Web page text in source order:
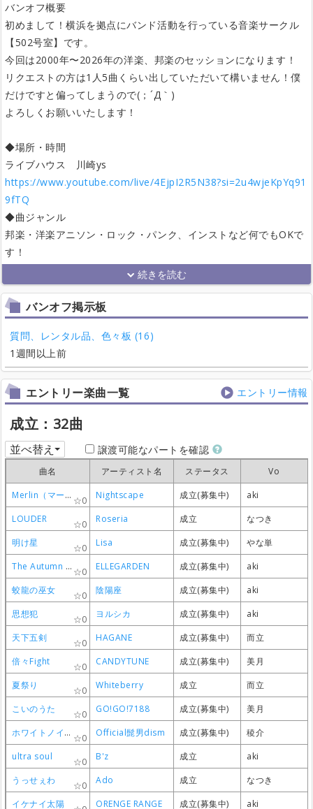
バンオフ概要
初めまして！横浜を拠点にバンド活動を行っている音楽サークル
【502号室】です。
今回は2000年〜2026年の洋楽、邦楽のセッションになります！
リクエストの方は1人5曲くらい出していただいて構いません！僕
だけですと偏ってしまうので(；´Д｀)
よろしくお願いいたします！
◆場所・時間
ライブハウス 川崎ys
https://www.youtube.com/live/4EjpI2R5N38?si=2u4wjeKpYq91
9fTQ
◆曲ジャンル
邦楽・洋楽アニソン・ロック・パンク、インストなど何でもOKで
す！
バンオフ掲示板
質問、レンタル品、色々板 (16)
1週間以上前
エントリー楽曲一覧 エントリー情報
成立：32曲
並べ替え 譲渡可能なパートを確認
曲名 アーティスト名 ステータス
Vo
Merlin（マーリン）
0 Nightscape 成立(募集中)
aki
LOUDER
0 Roseria 成立
なつき
明け星
0 Lisa 成立(募集中)
やな単
The Autumn Song
0 ELLEGARDEN 成立(募集中)
aki
蛟龍の巫女
0 陰陽座 成立(募集中)
aki
思想犯
0 ヨルシカ 成立(募集中)
aki
天下五剣
0 HAGANE 成立(募集中)
而立
倍々Fight
0 CANDYTUNE 成立(募集中)
美月
夏祭り
0 Whiteberry 成立
而立
こいのうた
0 GO!GO!7188 成立(募集中)
美月
ホワイトノイズ
0 Official髭男dism 成立(募集中)
稜介
ultra soul
0 B'z 成立
aki
うっせぇわ
0 Ado 成立
なつき
イケナイ太陽
ORENGE RANGE 成立(募集中) aki
曲名 アーティスト名 ステータス
Vo
Merlin（マーリン）
0 Nightscape 成立(募集中)
aki
LOUDER
0 Roseria 成立
なつき
明け星
0 Lisa 成立(募集中)
やな単
The Autumn Song
0 ELLEGARDEN 成立(募集中)
aki
蛟龍の巫女
0 陰陽座 成立(募集中)
aki
思想犯
0 ヨルシカ 成立(募集中)
aki
天下五剣
0 HAGANE 成立(募集中)
而立
倍々Fight
0 CANDYTUNE 成立(募集中)
美月
夏祭り
0 Whiteberry 成立
而立
こいのうた
0 GO!GO!7188 成立(募集中)
美月
ホワイトノイズ
0 Official髭男dism 成立(募集中)
稜介
ultra soul
0 B'z 成立
aki
うっせぇわ
0 Ado 成立
なつき
イケナイ太陽
ORENGE RANGE 成立(募集中) aki
曲名 アーティスト名 ステータス
Vo
Merlin（マーリン）
0 Nightscape 成立(募集中)
aki
LOUDER
0 Roseria 成立
なつき
明け星
0 Lisa 成立(募集中)
やな単
The Autumn Song
0 ELLEGARDEN 成立(募集中)
aki
蛟龍の巫女
0 陰陽座 成立(募集中)
aki
思想犯
0 ヨルシカ 成立(募集中)
aki
天下五剣
0 HAGANE 成立(募集中)
而立
倍々Fight
0 CANDYTUNE 成立(募集中)
美月
夏祭り
0 Whiteberry 成立
而立
こいのうた
0 GO!GO!7188 成立(募集中)
美月
ホワイトノイズ
0 Official髭男dism 成立(募集中)
稜介
ultra soul
0 B'z 成立
aki
うっせぇわ
0 Ado 成立
なつき
イケナイ太陽
ORENGE RANGE 成立(募集中) aki
曲名 アーティスト名 ステータス
Vo
Merlin（マーリン）
0 Nightscape 成立(募集中)
aki
LOUDER
0 Roseria 成立
なつき
明け星
0 Lisa 成立(募集中)
やな単
The Autumn Song
0 ELLEGARDEN 成立(募集中)
aki
蛟龍の巫女
0 陰陽座 成立(募集中)
aki
思想犯
0 ヨルシカ 成立(募集中)
aki
天下五剣
0 HAGANE 成立(募集中)
而立
倍々Fight
0 CANDYTUNE 成立(募集中)
美月
夏祭り
0 Whiteberry 成立
而立
こいのうた
0 GO!GO!7188 成立(募集中)
美月
ホワイトノイズ
0 Official髭男dism 成立(募集中)
稜介
ultra soul
0 B'z 成立
aki
うっせぇわ
0 Ado 成立
なつき
イケナイ太陽
ORENGE RANGE 成立(募集中) aki